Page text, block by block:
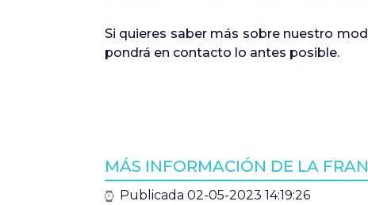
Si quieres saber más sobre nuestro
pondrá en contacto lo antes posible.
MÁS INFORMACIÓN DE LA
Publicada 02-05-2023 14:19:26